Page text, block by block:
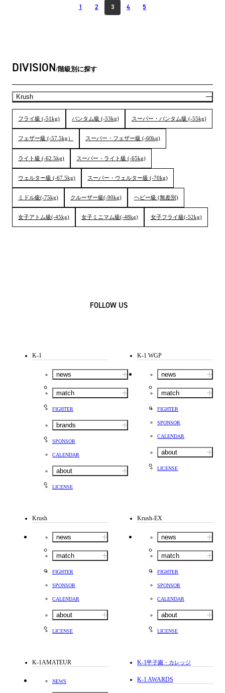
1 2 3 4 5
DIVISION 階級別に探す
Krush
フライ級 (-51kg) バンタム級 (-53kg) スーパー・バンタム級 (-55kg)
フェザー級 (-57.5kg） スーパー・フェザー級 (-60kg)
ライト級 (-62.5kg) スーパー・ライト級 (-65kg)
ウェルター級 (-67.5kg) スーパー・ウェルター級 (-70kg)
ミドル級(-75kg) クルーザー級(-90kg) ヘビー級 (無差別)
女子アトム級(-45kg) 女子ミニマム級(-48kg) 女子フライ級(-52kg)
FOLLOW US
K-1
news
match
FIGHTER
brands
SPONSOR
CALENDAR
about
LICENSE
K-1 WGP
news
match
FIGHTER
SPONSOR
CALENDAR
about
LICENSE
Krush
news
match
FIGHTER
SPONSOR
CALENDAR
about
LICENSE
Krush-EX
news
match
FIGHTER
SPONSOR
CALENDAR
about
LICENSE
K-1AMATEUR
NEWS
K-1甲子園・カレッジ
K-1 AWARDS